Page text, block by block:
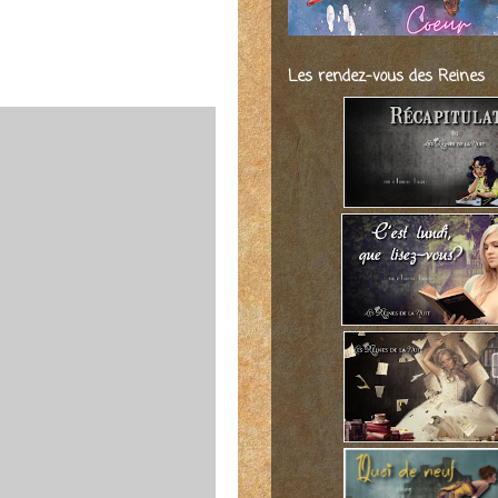
Les rendez-vous des Reines